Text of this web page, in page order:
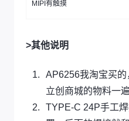
MIPI有触摸
>其他说明
AP6256我淘宝买的
立创商城的物料一
TYPE-C 24P手工